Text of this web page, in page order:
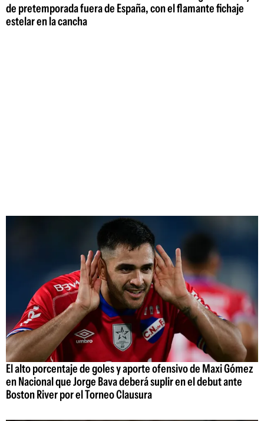
de pretemporada fuera de España, con el flamante fichaje
estelar en la cancha
El alto porcentaje de goles y aporte ofensivo de Maxi Gómez
en Nacional que Jorge Bava deberá suplir en el debut ante
Boston River por el Torneo Clausura